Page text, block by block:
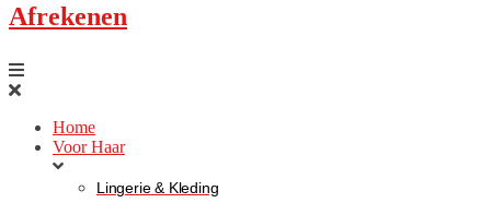
Afrekenen
Home
Voor Haar
Lingerie & Kleding